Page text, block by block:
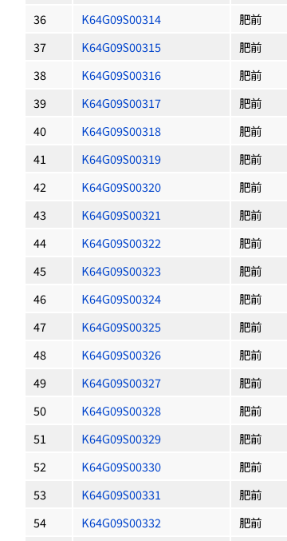
36
K64G09S00314 肥前
37
K64G09S00315 肥前
38
K64G09S00316 肥前
39
K64G09S00317 肥前
40
K64G09S00318 肥前
41
K64G09S00319 肥前
42
K64G09S00320 肥前
43
K64G09S00321 肥前
44
K64G09S00322 肥前
45
K64G09S00323 肥前
46
K64G09S00324 肥前
47
K64G09S00325 肥前
48
K64G09S00326 肥前
49
K64G09S00327 肥前
50
K64G09S00328 肥前
51
K64G09S00329 肥前
52
K64G09S00330 肥前
53
K64G09S00331 肥前
54
K64G09S00332 肥前